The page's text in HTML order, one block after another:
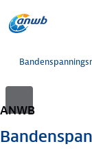
ANWB